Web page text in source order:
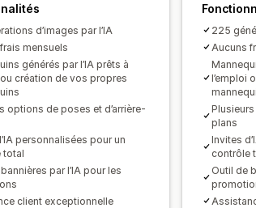
d’images par l’IA
mensuels
générés par l’IA prêts à
ou création de vos propres
options de poses et d’arrière-
personnalisées pour un
total
par l’IA pour les
client exceptionnelle
225
Aucuns
l’emploi
plans
Invites
contrôle
Outil de